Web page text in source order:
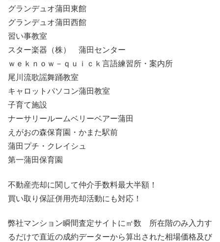
グランデュオ蒲田東館
グランデュオ蒲田西館
習い事教室
スター楽器（株） 蒲田センター
ｗｅｋｎｏｗ－ｑｕｉｃｋ言語練習所・案内所
尾川流歌謡舞踊教室
キャロットパソコン蒲田教室
子育て施設
ナーサリールームベリーベアー蒲田
えがおの森保育園・かまた駅前
蒲田プチ・クレイシュ
第一蒲田保育園
不動産売却に関して仲介手数料最大半額！
買い取り保証併用売却活動にも対応！
弊社マンション瞬間査定サイトに㎡数 所在階のみ入力す
るだけで直近の成約データーから算出された相場価格及び